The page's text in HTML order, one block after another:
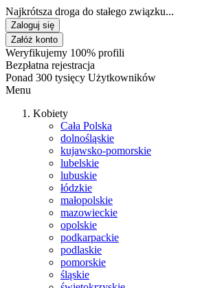
Najkrótsza droga do stałego związku...
Zaloguj się
Załóż konto
Weryfikujemy 100% profili
Bezpłatna rejestracja
Ponad 300 tysięcy Użytkowników
Menu
Kobiety
Cała Polska
dolnośląskie
kujawsko-pomorskie
lubelskie
lubuskie
łódzkie
małopolskie
mazowieckie
opolskie
podkarpackie
podlaskie
pomorskie
śląskie